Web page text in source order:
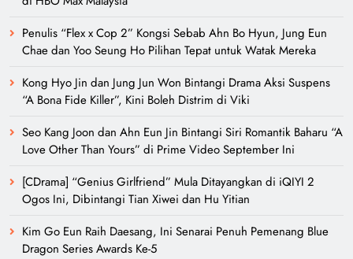
Penulis “Flex x Cop 2” Kongsi Sebab Ahn Bo Hyun, Jung Eun
Chae dan Yoo Seung Ho Pilihan Tepat untuk Watak Mereka
Kong Hyo Jin dan Jung Jun Won Bintangi Drama Aksi Suspens
“A Bona Fide Killer”, Kini Boleh Distrim di Viki
Seo Kang Joon dan Ahn Eun Jin Bintangi Siri Romantik Baharu “A
Love Other Than Yours” di Prime Video September Ini
[CDrama] “Genius Girlfriend” Mula Ditayangkan di iQIYI 2
Ogos Ini, Dibintangi Tian Xiwei dan Hu Yitian
Kim Go Eun Raih Daesang, Ini Senarai Penuh Pemenang Blue
Dragon Series Awards Ke-5